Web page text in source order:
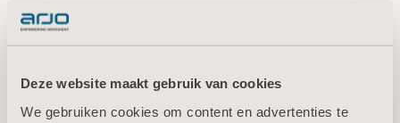
Deze website maakt gebruik van cookies
We gebruiken cookies om content en advertenties te
juli
2022.07.14
Interim Report January – June 2022